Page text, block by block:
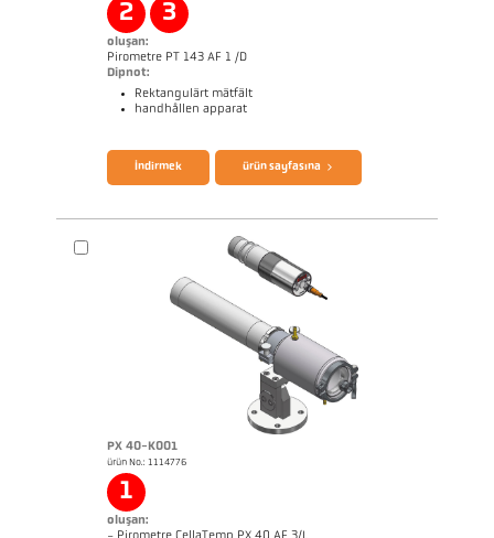
2 3
oluşan:
Pirometre PT 143 AF 1 /D
Dipnot:
Rektangulärt mätfält
handhållen apparat
İndirmek ürün sayfasına
PX 40-K001
ürün No.: 1114776
1
oluşan: